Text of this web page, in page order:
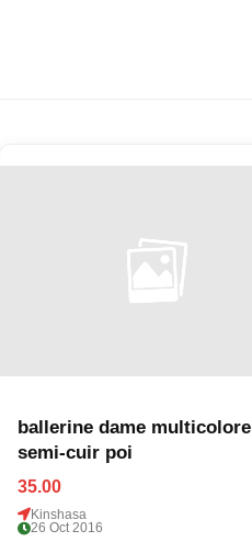
ballerine dame multicolore
semi-cuir poi
35.00
Kinshasa
26 Oct 2016